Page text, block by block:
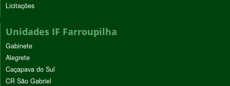
Licitações
Unidades IF Farroupilha
Gabinete
Alegrete
Caçapava do Sul
CR São Gabriel